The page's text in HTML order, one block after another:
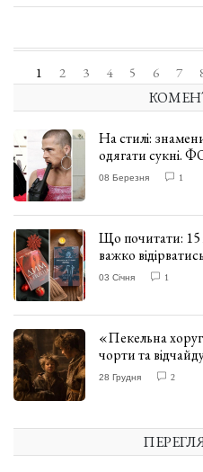
1 2 3 4 5 6 7
На стилі:
одягати сукні.
08 Березня 1
Що почитати: 15
важко
03 Січня 1
«Пекельна
чорти та
ВІДГУК
28 Грудня 2